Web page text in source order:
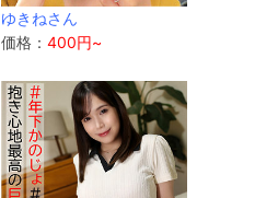
ゆきねさん
価格：400円~